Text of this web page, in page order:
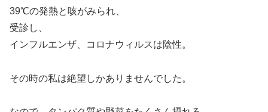
39℃の発熱と咳がみられ、
受診し、
インフルエンザ、コロナウィルスは陰性。
その時の私は絶望しかありませんでした。